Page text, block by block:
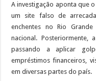
A investigação aponta que
um site falso de
enchentes no Rio
nacional.
passando a aplicar
empréstimos financeiros,
em diversas partes do país.